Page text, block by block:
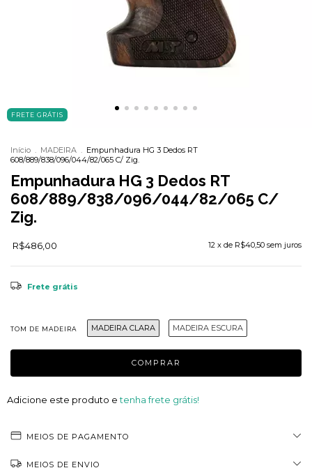
FRETE GRÁTIS
Início MADEIRA
Empunhadura HG 3 Dedos RT
608/889/838/096/044/82/065 C/ Zig.
Empunhadura HG 3 Dedos RT
608/889/838/096/044/82/065 C/
Zig.
R$486,00 12 x de R$40,50 sem juros
Frete grátis
TOM DE MADEIRA MADEIRA CLARA MADEIRA ESCURA
Adicione este produto etenha frete grátis!
MEIOS DE PAGAMENTO
MEIOS DE ENVIO